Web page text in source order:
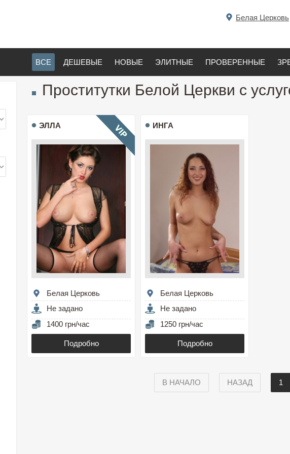
Белая Церковь
ВСЕ ДЕШЕВЫЕ НОВЫЕ ЭЛИТНЫЕ ПРОВЕРЕННЫЕ
Проститутки Белой Церкви с
ЭЛЛА
Белая Церковь
Не задано
1400 грн/час
Подробно
ИНГА
Белая Церковь
Не задано
1250 грн/час
Подробно
В НАЧАЛО НАЗАД 1